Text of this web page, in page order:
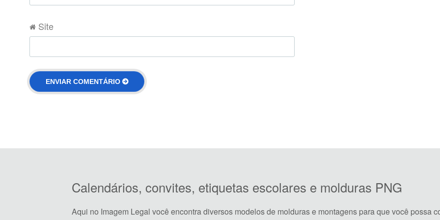
Site
Calendários, convites, etiquetas escolares e molduras PNG
Aqui no Imagem Legal você encontra diversos modelos de molduras e montagens para que você possa